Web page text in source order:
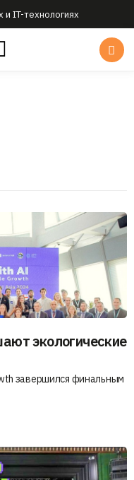
IT-технологиях
экологические
завершился финальным